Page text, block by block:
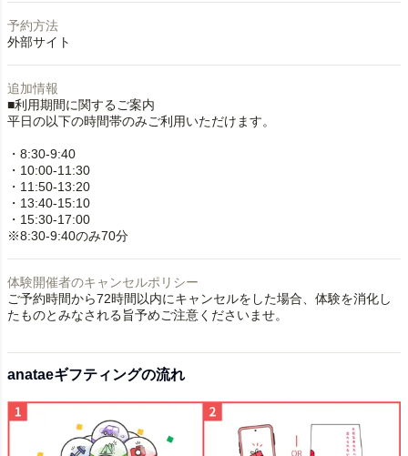
予約方法
外部サイト
追加情報
■利用期間に関するご案内
平日の以下の時間帯のみご利用いただけます。
・8:30-9:40
・10:00-11:30
・11:50-13:20
・13:40-15:10
・15:30-17:00
※8:30-9:40のみ70分
体験開催者のキャンセルポリシー
ご予約時間から72時間以内にキャンセルをした場合、体験を消化し
たものとみなされる旨予めご注意くださいませ。
anataeギフティングの流れ